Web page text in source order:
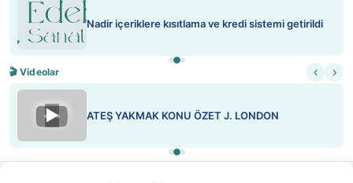
Nadir içeriklere kısıtlama ve kredi sistemi getirildi
🎬 Videolar ‹ ›
▶ ATEŞ YAKMAK KONU ÖZET J. LONDON